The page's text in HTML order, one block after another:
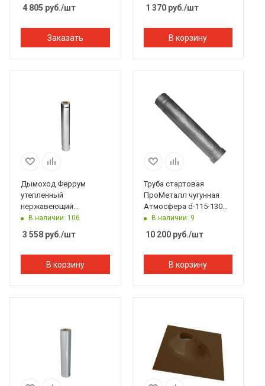
нержавеющий ф115/200
L=1м по воде
4 805 руб./шт
Заказать
1 370руб./шт
В корзину
Дымоход Феррум
утепленный
нержавеющий
(430/0,5мм)/зеркальный
нержавеющий ф115/200
L=1м по воде
В наличии: 106
3 558 руб./шт
В корзину
Труба стартовая
ПроМеталл чугунная
Атмосфера d-115-130
мм L 740 серый
В наличии: 9
10 200руб./шт
В корзину